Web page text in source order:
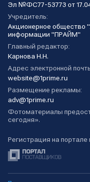
Эл №ФС77-53773 от
Учредитель:
Акционерное общество
информации "ПРАЙМ"
Главный редактор:
Карнова Н.Н.
Адрес электронной
website@1prime.ru
Размещение рекламы:
adv@1prime.ru
Фотоматериалы
сегодня».
Регистрация на